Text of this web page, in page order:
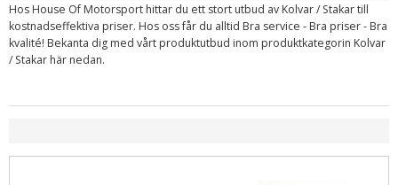
Hos House Of Motorsport hittar du ett stort utbud av Kolvar / Stakar till
kostnadseffektiva priser. Hos oss får du alltid Bra service - Bra priser - Bra
kvalité! Bekanta dig med vårt produktutbud inom produktkategorin Kolvar
/ Stakar här nedan.